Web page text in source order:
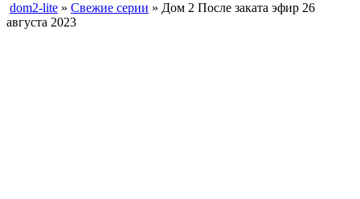
dom2-lite » Свежие серии » Дом 2 После заката эфир 26
августа 2023